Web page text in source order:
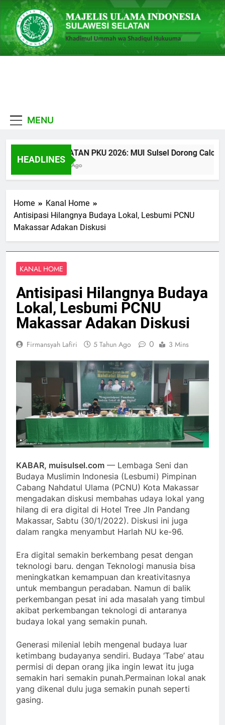
Skip
to
content
MENU
HEADLINES
CATATAN PKU 2026: MUI Sulsel Dorong Calon
2 Jam Ago
Home
Kanal Home
Antisipasi Hilangnya Budaya Lokal, Lesbumi PCNU
Makassar Adakan Diskusi
KANAL HOME
Antisipasi Hilangnya Budaya
Lokal, Lesbumi PCNU
Makassar Adakan Diskusi
Firmansyah Lafiri 5 Tahun Ago 0 3 Mins
KABAR, muisulsel.com — Lembaga Seni dan
Budaya Muslimin Indonesia (Lesbumi) Pimpinan
Cabang Nahdatul Ulama (PCNU) Kota Makassar
mengadakan diskusi membahas udaya lokal yang
hilang di era digital di Hotel Tree Jln Pandang
Makassar, Sabtu (30/1/2022). Diskusi ini juga
dalam rangka menyambut Harlah NU ke-96.
Era digital semakin berkembang pesat dengan
teknologi baru. dengan Teknologi manusia bisa
meningkatkan kemampuan dan kreativitasnya
untuk membangun peradaban. Namun di balik
perkembangan pesat ini ada masalah yang timbul
akibat perkembangan teknologi di antaranya
budaya lokal yang semakin punah.
Generasi milenial lebih mengenal budaya luar
ketimbang budayanya sendiri. Budaya ‘Tabe’ atau
permisi di depan orang jika ingin lewat itu juga
semakin hari semakin punah.Permainan lokal anak
yang dikenal dulu juga semakin punah seperti
gasing.